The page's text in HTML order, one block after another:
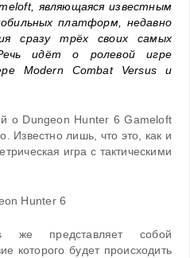
являющаяся известным
платформ, недавно
сразу трёх своих самых
идёт о ролевой игре
Modern Combat Versus и
о Dungeon Hunter 6 Gameloft
Известно лишь, что это, как и
игра с тактическими
же представляет собой
которого будет происходить